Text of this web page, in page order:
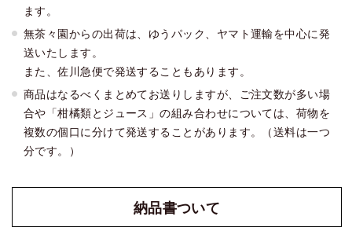
ます。
無茶々園からの出荷は、ゆうパック、ヤマト運輸を中心に発
送いたします。
また、佐川急便で発送することもあります。
商品はなるべくまとめてお送りしますが、ご注文数が多い場
合や「柑橘類とジュース」の組み合わせについては、荷物を
複数の個口に分けて発送することがあります。（送料は一つ
分です。）
納品書ついて